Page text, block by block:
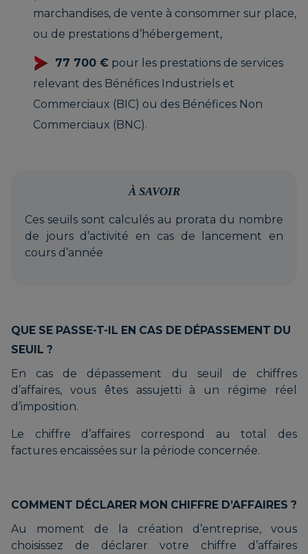
marchandises, de vente à consommer sur place,
ou de prestations d’hébergement,
77 700 € pour les prestations de services
relevant des Bénéfices Industriels et
Commerciaux (BIC) ou des Bénéfices Non
Commerciaux (BNC).
À SAVOIR
Ces seuils sont calculés au prorata du nombre
de jours d’activité en cas de lancement en
cours d’année
QUE SE PASSE-T-IL EN CAS DE DÉPASSEMENT DU
SEUIL ?
En cas de dépassement du seuil de chiffres
d’affaires, vous êtes assujetti à un régime réel
d’imposition.
Le chiffre d’affaires correspond au total des
factures encaissées sur la période concernée.
COMMENT DÉCLARER MON CHIFFRE D’AFFAIRES ?
Au moment de la création d’entreprise, vous
choisissez de déclarer votre chiffre d’affaires